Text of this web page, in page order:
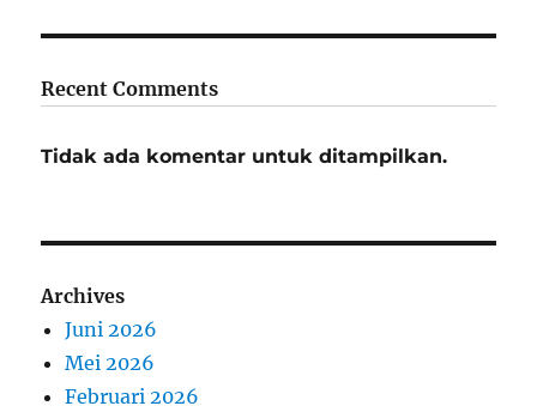
Recent Comments
Tidak ada komentar untuk ditampilkan.
Archives
Juni 2026
Mei 2026
Februari 2026